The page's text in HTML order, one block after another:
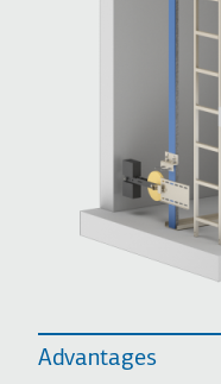
Advantages